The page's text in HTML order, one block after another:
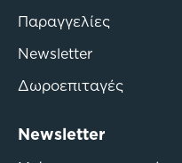
Παραγγελίες
Newsletter
Δωροεπιταγές
Newsletter